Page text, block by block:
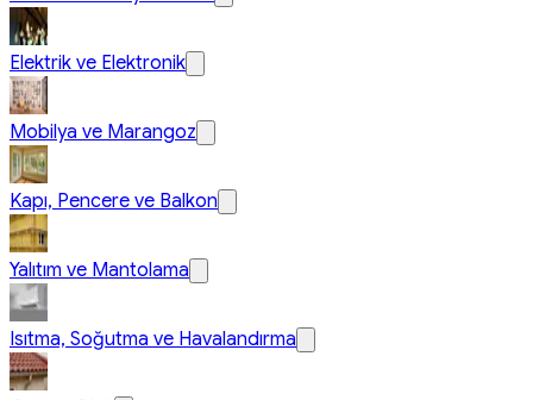
Elektrik ve Elektronik
Mobilya ve Marangoz
Kapı, Pencere ve Balkon
Yalıtım ve Mantolama
Isıtma, Soğutma ve Havalandırma